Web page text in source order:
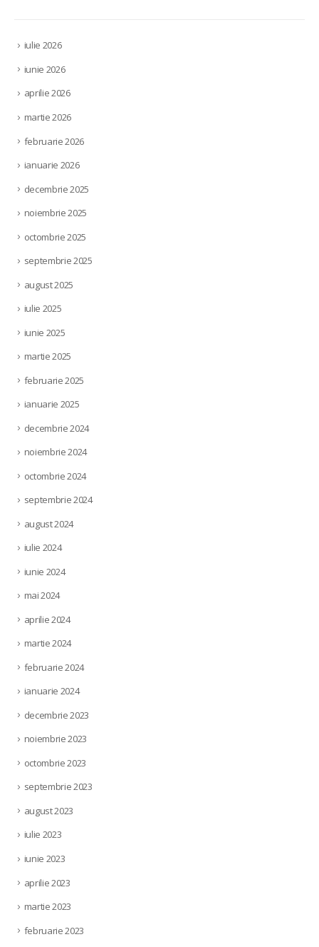
iulie 2026
iunie 2026
aprilie 2026
martie 2026
februarie 2026
ianuarie 2026
decembrie 2025
noiembrie 2025
octombrie 2025
septembrie 2025
august 2025
iulie 2025
iunie 2025
martie 2025
februarie 2025
ianuarie 2025
decembrie 2024
noiembrie 2024
octombrie 2024
septembrie 2024
august 2024
iulie 2024
iunie 2024
mai 2024
aprilie 2024
martie 2024
februarie 2024
ianuarie 2024
decembrie 2023
noiembrie 2023
octombrie 2023
septembrie 2023
august 2023
iulie 2023
iunie 2023
aprilie 2023
martie 2023
februarie 2023